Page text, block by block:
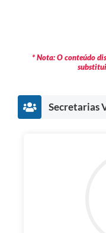
* Nota: O conteúdo
Secretarias